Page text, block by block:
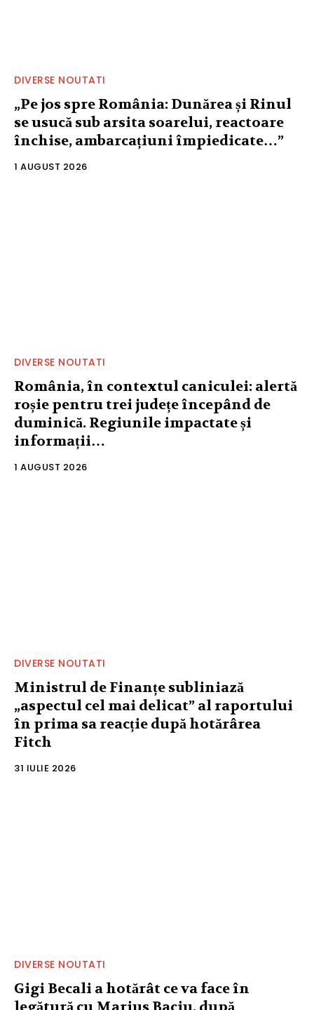
DIVERSE NOUTATI
„Pe jos spre România: Dunărea și Rinul
se usucă sub arsita soarelui, reactoare
închise, ambarcațiuni împiedicate…”
1 AUGUST 2026
DIVERSE NOUTATI
România, în contextul caniculei: alertă
roșie pentru trei județe începând de
duminică. Regiunile impactate și
informații…
1 AUGUST 2026
DIVERSE NOUTATI
Ministrul de Finanțe subliniază
„aspectul cel mai delicat” al raportului
în prima sa reacție după hotărârea
Fitch
31 IULIE 2026
DIVERSE NOUTATI
Gigi Becali a hotărât ce va face în